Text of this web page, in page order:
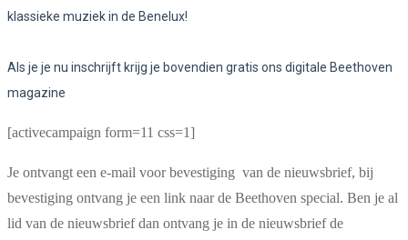
klassieke muziek in de Benelux!
Als je je nu inschrijft krijg je bovendien gratis ons digitale Beethoven
magazine
[activecampaign form=11 css=1]
Je ontvangt een e-mail voor bevestiging van de nieuwsbrief, bij
bevestiging ontvang je een link naar de Beethoven special. Ben je al
lid van de nieuwsbrief dan ontvang je in de nieuwsbrief de